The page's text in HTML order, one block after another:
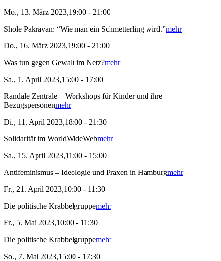
Mo., 13. März 2023,19:00 - 21:00
Shole Pakravan: “Wie man ein Schmetterling wird.”mehr
Do., 16. März 2023,19:00 - 21:00
Was tun gegen Gewalt im Netz?mehr
Sa., 1. April 2023,15:00 - 17:00
Randale Zentrale – Workshops für Kinder und ihre
Bezugspersonenmehr
Di., 11. April 2023,18:00 - 21:30
Solidarität im WorldWideWebmehr
Sa., 15. April 2023,11:00 - 15:00
Antifeminismus – Ideologie und Praxen in Hamburgmehr
Fr., 21. April 2023,10:00 - 11:30
Die politische Krabbelgruppemehr
Fr., 5. Mai 2023,10:00 - 11:30
Die politische Krabbelgruppemehr
So., 7. Mai 2023,15:00 - 17:30